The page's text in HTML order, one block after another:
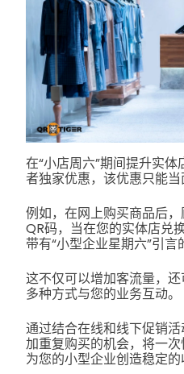
在“小店周六”期间提升实
者独家优惠，该优惠只能当
例如，在网上购买商品后
QR码，当在您的实体店兑
带有“小型企业星期六”引言
这不仅可以增加客流量，
多种方式与您的业务互动。
通过结合在线和线下促销
加重复购买的机会，将一
为您的小型企业创造稳定的